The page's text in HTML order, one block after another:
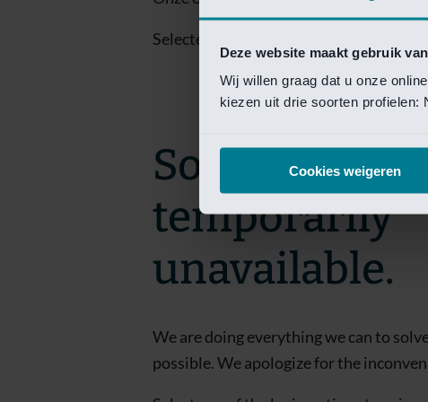
Deze website maakt gebruik
Wij willen graag dat u onze
kiezen uit drie soorten profielen:
Cookies weigeren
Selecteer een van de login opties om
Sorry! This
temporarily
unavailable.
We are doing everything we can to
possible. We apologize for the